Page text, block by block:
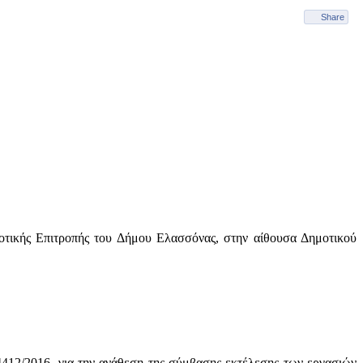
Share
Επιτροπής του Δήμου Ελασσόνας, στην αίθουσα Δημοτικού